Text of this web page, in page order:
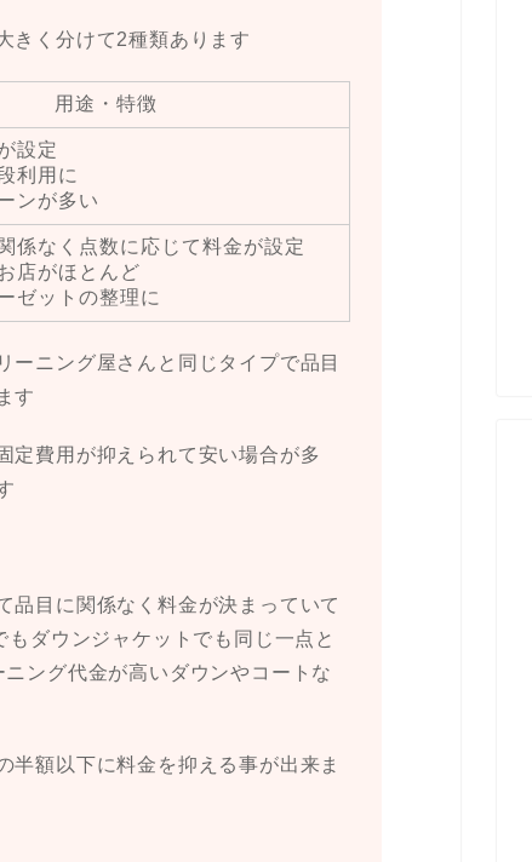
きく分けて2種類あります
用途・特徴
設定
利用に
ンが多い
係なく点数に応じて料金が設定
店がほとんど
ゼットの整理に
ーニング屋さんと同じタイプで品目
す
定費用が抑えられて安い場合が多
品目に関係なく料金が決まっていて
ダウンジャケットでも同じ一点と
ング代金が高いダウンやコートな
半額以下に料金を抑える事が出来ま